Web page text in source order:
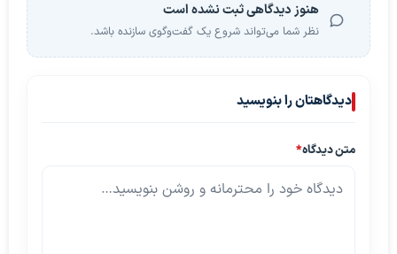
هنوز دیدگاهی ثبت نشده است
نظر شما می‌تواند شروع یک گفت‌وگوی سازنده باشد.
دیدگاهتان را بنویسید
متن دیدگاه*